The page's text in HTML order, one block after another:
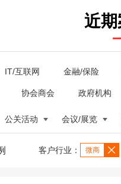
近期
IT/互联网 金融/保险
协会商会 政府机构
公关活动 会议/展览
客户行业： 微商